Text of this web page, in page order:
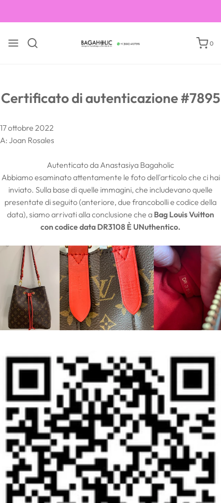
0
Certificato di autenticazione #7895
17 ottobre 2022
A: Joan Rosales
Autenticato da Anastasiya Bagaholic
Abbiamo esaminato attentamente le foto dell'articolo che ci hai
inviato. Sulla base di quelle immagini, che includevano quelle
presentate di seguito (anteriore, due francobolli e codice della
data), siamo arrivati ​​alla conclusione che a Bag Louis Vuitton
con codice data DR3108 È UNuthentico.